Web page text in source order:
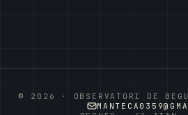
© 2026 · OBSERVATORI DE